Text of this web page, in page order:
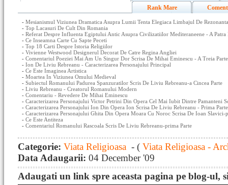
Rank Mare
- Mesianismul Viziunea Dramatica Asupra Lumii Tenta Elegiaca Limbajul De
- Top Lacasuri De Cult Din Romania
- Referat Despre Influenta Egiptului Antic Asupra Civilizatiilor Mediteraneene - A Patra
- Ce Inseamna Carte Cu Sapte Peceti
- Top 18 Carti Despre Istoria Religiilor
- Vivienne Westwood Designerul Decorat De Catre Regina Angliei
- Comentariul Poeziei Mai Am Un Singur Dor Scrisa De Mihai Eminescu - A Treia Parte
- Ion De Liviu Rebreanu - Caracterizarea Personajului Principal
- Ce Este Imaginea Artistica
- Moartea In Viziunea Omului Medieval
- Subiectul Romanului Padurea Spanzuratilor Scris De Liviu Rebreanu-a Cincea Parte
- Liviu Rebreanu - Creatorul Romanului Modern
- Comentariu - Revedere De Mihai Eminescu
- Caracterizarea Personajului Victor Petrini Din Opera Cel Mai Iubit Dintre Pamanteni
- Caracterizarea Personajului Ion Din Opera Ion Scrisa De Liviu Rebreanu - Prima Parte
- Caracterizarea Personajului Ghita Din Opera Moara Cu Noroc Scrisa De Ioan Slavici-
- Ce Este Antiteza
- Comentariul Romanului Rascoala Scris De Liviu Rebreanu-prima Parte
Categorie: Viata Religioasa - ( Viata Religioasa -
Data Adaugarii: 04 December '09
Adaugati un link spre aceasta pagina pe blog-ul,